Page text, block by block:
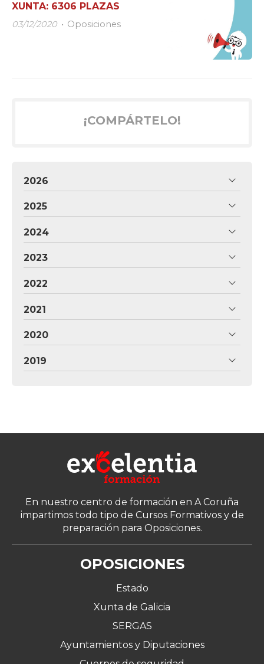
XUNTA: 6306 PLAZAS
03/12/2020 Oposiciones
¡COMPÁRTELO!
2026
2025
2024
2023
2022
2021
2020
2019
En nuestro centro de formación en A Coruña
impartimos todo tipo de Cursos Formativos y de
preparación para Oposiciones.
OPOSICIONES
Estado
Xunta de Galicia
SERGAS
Ayuntamientos y Diputaciones